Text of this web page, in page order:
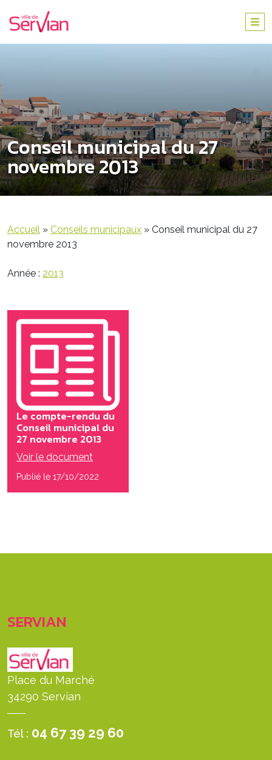
Conseil municipal du 27
novembre 2013
Accueil » Conseils municipaux » Conseil municipal du 27
novembre 2013
Année : 2013
Le compte-rendu du
Conseil municipal du
27 novembre 2013
Voir le document
Publié le 17/10/2022
SERVIAN
Place du Marché
34290 Servian
Tél : 04 67 39 29 60